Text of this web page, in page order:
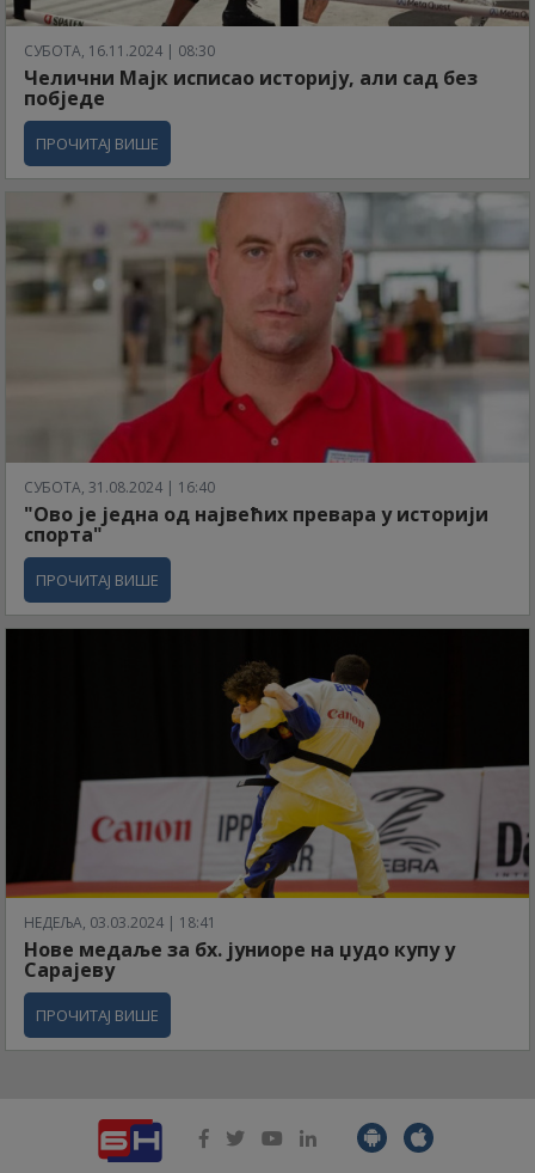
СУБОТА, 16.11.2024 | 08:30
Челични Мајк исписао историју, али сад без
побједе
ПРОЧИТАЈ ВИШЕ
СУБОТА, 31.08.2024 | 16:40
"Ово је једна од највећих превара у историји
спорта"
ПРОЧИТАЈ ВИШЕ
НЕДЕЉА, 03.03.2024 | 18:41
Нове медаље за бх. јуниоре на џудо купу у
Сарајеву
ПРОЧИТАЈ ВИШЕ